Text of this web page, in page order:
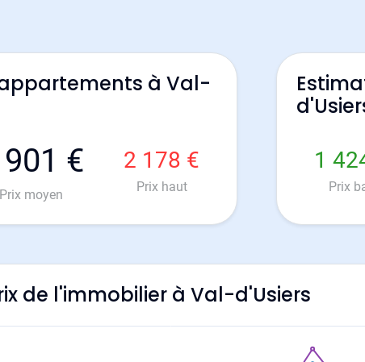
à Val-
€
Prix moyen
2 178 €
Prix haut
1
Prix
de l'immobilier à Val-d'Usiers